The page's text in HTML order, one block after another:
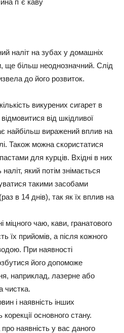
наліт на зубах у домашніх
ще більш неоднозначний. Слід
до його розвиток.
викурених сигарет в
від шкідливої
найбільш виражений вплив на
Також можна скористатися
для курців. Вхідні в них
який потім знімається
такими засобами
в 14 днів), так як їх вплив на
міцного чаю, кави, гранатового
їх прийомів, а після кожного
При наявності
його допоможе
наприклад, лазерне або
чистка.
і наявність інших
основного стану.
наявність у вас даного